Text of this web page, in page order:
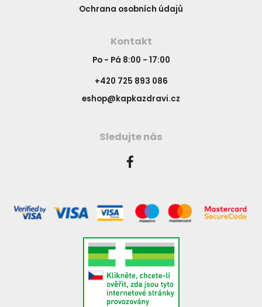
Ochrana osobních údajů
Kontakt
Po - Pá 8:00 - 17:00
+420 725 893 086
eshop@kapkazdravi.cz
Sledujte nás